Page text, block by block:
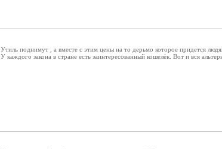
Утиль поднимут , а вместе с этим цены на то дерьмо которое придется
У каждого закона в стране есть заинтересованный кошелёк. Вот и вся